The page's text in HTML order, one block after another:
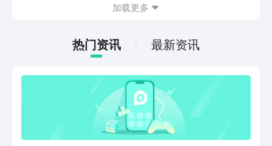
关注的，只要点击以下的链接就可以进入
加载更多
热门资讯 最新资讯